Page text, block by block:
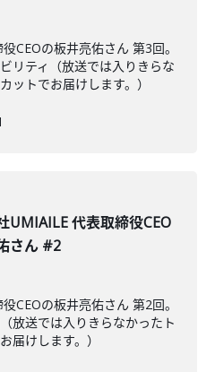
CEOの板井亮佑さん 第3回。
リティ（放送では入りきらな
ットでお届けします。）
UMIAILE 代表取締役CEO
さん #2
CEOの板井亮佑さん 第2回。
放送では入りきらなかったト
届けします。）